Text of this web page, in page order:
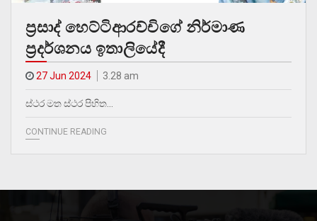
ප්‍රසාද් හෙට්ටිආරච්චිගේ නිර්මාණ
ප්‍රදර්ශනය ඉතාලියේදී
27 Jun 2024 3.28 am
ස්ථර මත ස්ථර පිහිත…
CONTINUE READING